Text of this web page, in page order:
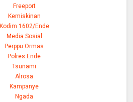
Freeport
Kemiskinan
Kodim 1602/Ende
Media Sosial
Perppu Ormas
Polres Ende
Tsunami
Alrosa
Kampanye
Ngada